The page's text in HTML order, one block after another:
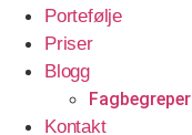
Portefølje
Priser
Blogg
Fagbegreper
Kontakt